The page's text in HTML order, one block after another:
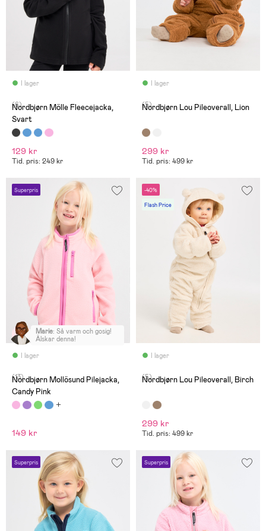
I lager
(6)
Nordbjørn Mölle Fleecejacka,
Svart
129 kr
Tid. pris: 249 kr
I lager
(5)
Nordbjørn Lou Pileoverall, Lion
299 kr
Tid. pris: 499 kr
Superpris
I lager
Marie: Så varm och gosig!
Älskar denna!
(13)
Nordbjørn Mollösund Pilejacka,
Candy Pink
149 kr
-40%
Flash Price
I lager
(5)
Nordbjørn Lou Pileoverall, Birch
299 kr
Tid. pris: 499 kr
Superpris Superpris